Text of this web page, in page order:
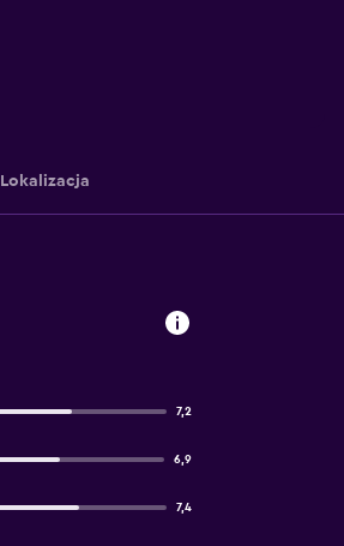
Lokalizacja
7,2
6,9
7,4